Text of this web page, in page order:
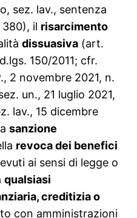
sez. lav., sentenza
380), il risarcimento
dissuasiva (art.
150/2011; cfr.
2 novembre 2021, n.
un., 21 luglio 2021,
lav., 15 dicembre
sanzione
revoca dei benefici
ai sensi di legge o
qualsiasi
creditizia o
con amministrazioni